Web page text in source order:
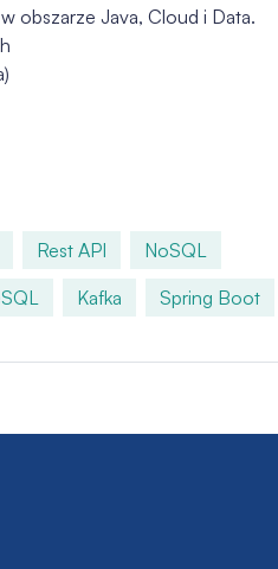
obszarze Java, Cloud i Data.
Rest API
NoSQL
Kafka Spring Boot